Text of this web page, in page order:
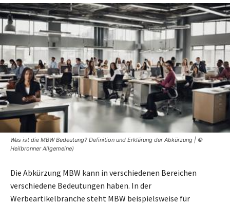
Was ist die MBW Bedeutung? Definition und Erklärung der Abkürzung | ©
Heilbronner Allgemeine)
Die Abkürzung MBW kann in verschiedenen Bereichen
verschiedene Bedeutungen haben. In der
Werbeartikelbranche steht MBW beispielsweise für